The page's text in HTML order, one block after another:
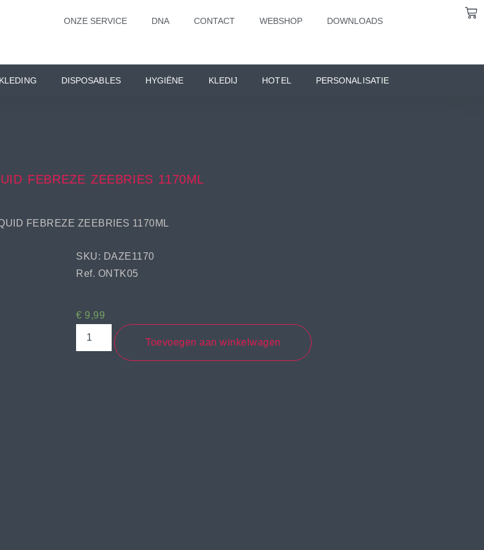
ONZE SERVICE DNA CONTACT WEBSHOP DOWNLOADS
DISPOSABLES HYGIËNE KLEDIJ HOTEL PERSONALISATIE
FEBREZE ZEEBRIES 1170ML
FEBREZE ZEEBRIES 1170ML
SKU: DAZE1170
Ref. ONTK05
€ 9,99
Toevoegen aan winkelwagen